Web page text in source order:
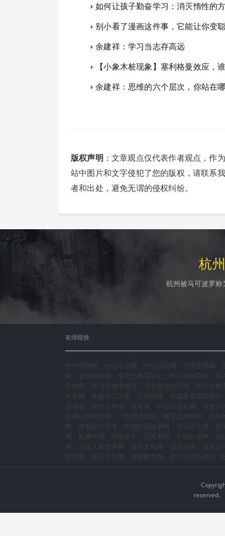
如何让孩子勤奋学习：消灭惰性的
别小看了漫画这件事，它能让你变
余建祥：学习当志存高远
【小象木桩现象】塞利格曼效应，
余建祥：思维的六个层次，你站在
版权声明 ：文章观点仅代表作者观点，作
站中图片和文字侵犯了您的版权，请联系
者和出处，避免无谓的侵权纠纷。
杭
杭州被马可波罗
友情链接
中华书画网 中国书法网 中国油画网 书画交易网
网
企业培训网 学习力教育中心 中小学教育网
育智库
学习型城市建设 域名投资知识网
意志力教
作文网
余建祥工作室 思维训练
家庭教育顶层设计
思维谷
中华人物谱 高考季 中国茶文化网
作文评
收藏证书查询网
广告设计知识 教育趋势研究
八卦
网
雕塑设计艺术 中国民间故事网 珠宝文化网
世
闲
风雅中国 时尚文化 贝壳书画 中国兰花网
网
中国儿童文学网 国学文化网 成语辞典
健康百
文化网
茶艺文化网 幸福教育网 学习力训练知识